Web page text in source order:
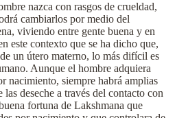
nazca con rasgos de crueldad,
cambiarlos por medio del
viviendo entre gente buena y en
este contexto que se ha dicho que,
un útero materno, lo más difícil es
Aunque el hombre adquiera
nacimiento, siempre habrá amplias
las deseche a través del contacto con
fortuna de Lakshmana que